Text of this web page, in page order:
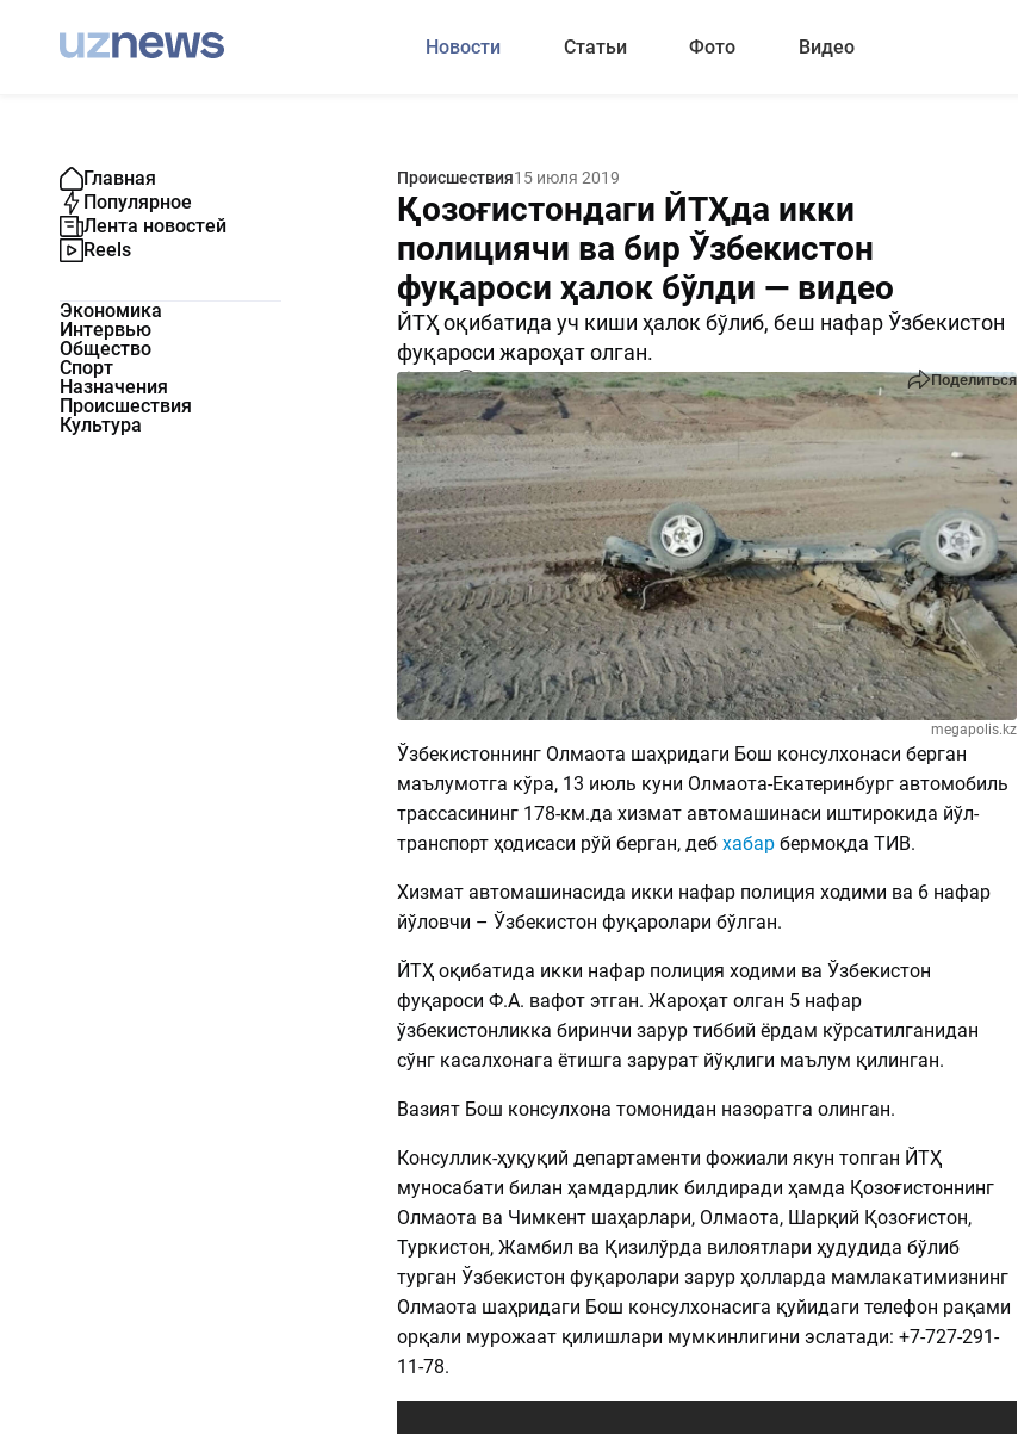
Новости Статьи Фото Видео
Главная
Популярное
Лента новостей
Reels
Экономика
Интервью
Общество
Спорт
Назначения
Происшествия
Культура
Происшествия15 июля 2019
Қозоғистондаги ЙТҲда икки
полициячи ва бир Ўзбекистон
фуқароси ҳалок бўлди — видео
ЙТҲ оқибатида уч киши ҳалок бўлиб, беш нафар Ўзбекистон
фуқароси жароҳат олган.
2383 0 Поделиться
megapolis.kz
Ўзбекистоннинг Олмаота шаҳридаги Бош консулхонаси берган
маълумотга кўра, 13 июль куни Олмаота-Екатеринбург автомобиль
трассасининг 178-км.да хизмат автомашинаси иштирокида йўл-
транспорт ҳодисаси рўй берган, деб хабарбермоқда ТИВ.
Хизмат автомашинасида икки нафар полиция ходими ва 6 нафар
йўловчи – Ўзбекистон фуқаролари бўлган.
ЙТҲ оқибатида икки нафар полиция ходими ва Ўзбекистон
фуқароси Ф.А. вафот этган. Жароҳат олган 5 нафар
ўзбекистонликка биринчи зарур тиббий ёрдам кўрсатилганидан
сўнг касалхонага ётишга зарурат йўқлиги маълум қилинган.
Вазият Бош консулхона томонидан назоратга олинган.
Консуллик-ҳуқуқий департаменти фожиали якун топган ЙТҲ
муносабати билан ҳамдардлик билдиради ҳамда Қозоғистоннинг
Олмаота ва Чимкент шаҳарлари, Олмаота, Шарқий Қозоғистон,
Туркистон, Жамбил ва Қизилўрда вилоятлари ҳудудида бўлиб
турган Ўзбекистон фуқаролари зарур ҳолларда мамлакатимизнинг
Олмаота шаҳридаги Бош консулхонасига қуйидаги телефон рақами
орқали мурожаат қилишлари мумкинлигини эслатади: +7-727-291-
11-78.